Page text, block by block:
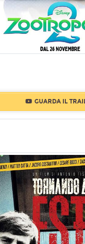
GUARDA IL